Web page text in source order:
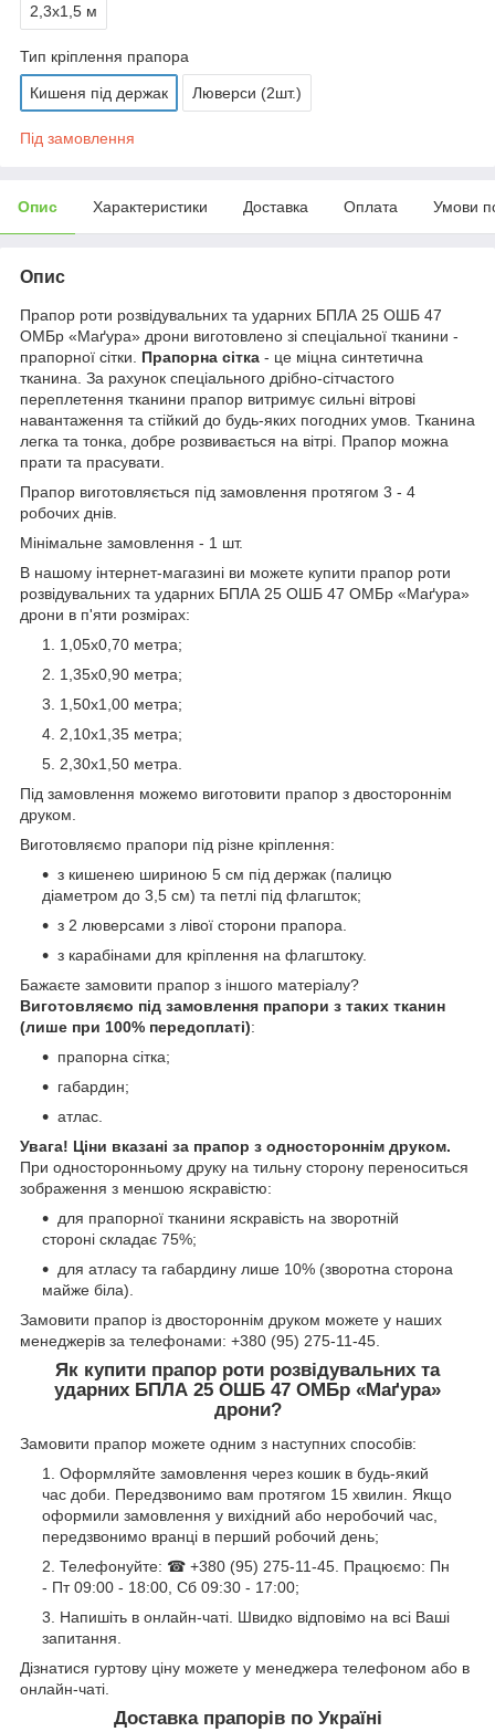
2,3х1,5 м
Тип кріплення прапора
Кишеня під держак Люверси (2шт.)
Під замовлення
Опис Характеристики Доставка Оплата Умови
Опис
Прапор роти розвідувальних та ударних БПЛА 25 ОШБ 47
ОМБр «Маґура» дрони виготовлено зі спеціальної тканини -
прапорної сітки. Прапорна сітка - це міцна синтетична
тканина. За рахунок спеціального дрібно-сітчастого
переплетення тканини прапор витримує сильні вітрові
навантаження та стійкий до будь-яких погодних умов. Тканина
легка та тонка, добре розвивається на вітрі. Прапор можна
прати та прасувати.
Прапор виготовляється під замовлення протягом 3 - 4
робочих днів.
Мінімальне замовлення - 1 шт.
В нашому інтернет-магазині ви можете купити прапор роти
розвідувальних та ударних БПЛА 25 ОШБ 47 ОМБр «Маґура»
дрони в п'яти розмірах:
1,05х0,70 метра;
1,35х0,90 метра;
1,50х1,00 метра;
2,10х1,35 метра;
2,30х1,50 метра.
Під замовлення можемо виготовити прапор з двостороннім
друком.
Виготовляємо прапори під різне кріплення:
з кишенею шириною 5 см під держак (палицю
діаметром до 3,5 см) та петлі під флагшток;
з 2 люверсами з лівої сторони прапора.
з карабінами для кріплення на флагштоку.
Бажаєте замовити прапор з іншого матеріалу?
Виготовляємо під замовлення прапори з таких тканин
(лише при 100% передоплаті):
прапорна сітка;
габардин;
атлас.
Увага! Ціни вказані за прапор з одностороннім друком.
При односторонньому друку на тильну сторону переноситься
зображення з меншою яскравістю:
для прапорної тканини яскравість на зворотній
стороні складає 75%;
для атласу та габардину лише 10% (зворотна сторона
майже біла).
Замовити прапор із двостороннім друком можете у наших
менеджерів за телефонами: +380 (95) 275-11-45.
Як купити прапор роти розвідувальних та
ударних БПЛА 25 ОШБ 47 ОМБр «Маґура»
дрони?
Замовити прапор можете одним з наступних способів:
Оформляйте замовлення через кошик в будь-який
час доби. Передзвонимо вам протягом 15 хвилин. Якщо
оформили замовлення у вихідний або неробочий час,
передзвонимо вранці в перший робочий день;
Телефонуйте: ☎ +380 (95) 275-11-45. Працюємо: Пн
- Пт 09:00 - 18:00, Сб 09:30 - 17:00;
Напишіть в онлайн-чаті. Швидко відповімо на всі Ваші
запитання.
Дізнатися гуртову ціну можете у менеджера телефоном або в
онлайн-чаті.
Доставка прапорів по Україні